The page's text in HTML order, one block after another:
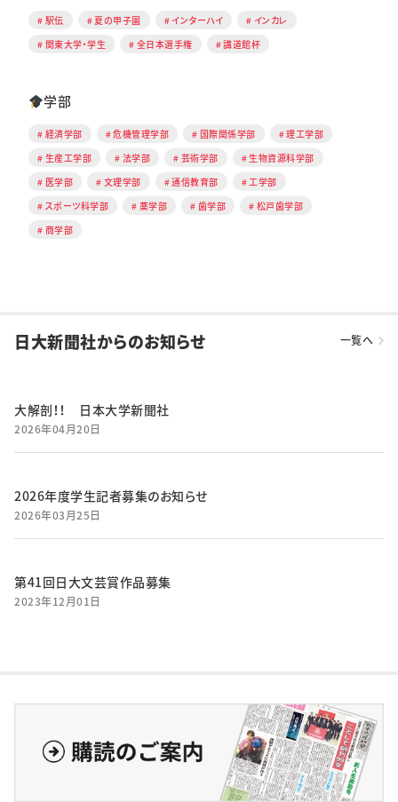
駅伝 夏の甲子園 インターハイ
インカレ
関東大学・学生
全日本選手権 講道館杯
学部
経済学部 危機管理学部 国際関係学部
理工学部
生産工学部
法学部 芸術学部
生物資源科学部
医学部
文理学部 通信教育部
工学部
スポーツ科学部
薬学部 歯学部
松戸歯学部
商学部
日大新聞社からのお知らせ 一覧へ
大解剖！！ 日本大学新聞社
2026年04月20日
2026年度学生記者募集のお知らせ
2026年03月25日
第41回日大文芸賞作品募集
2023年12月01日